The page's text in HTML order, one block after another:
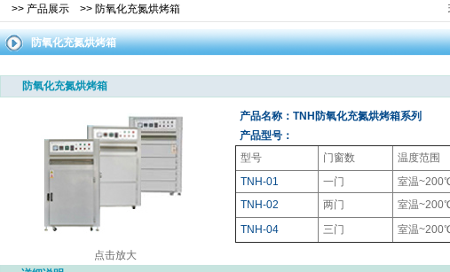
>> 产品展示 >> 防氧化充氮烘烤箱
防氧化充氮烘烤箱
防氧化充氮烘烤箱
点击放大
产品名称：TNH防氧化充氮烘烤箱系列
产品型号：
型号
门窗数 温度范围
TNH-01
一门 室温
TNH-02
两门 室温
TNH-04
三门 室温